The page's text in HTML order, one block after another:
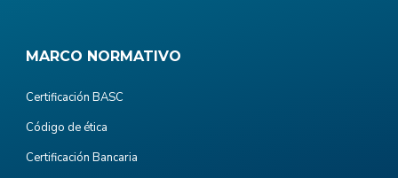
MARCO NORMATIVO
Certificación BASC
Código de ética
Certificación Bancaria